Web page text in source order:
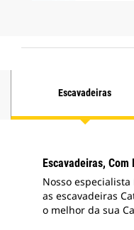
Escavadeiras
Escavadeiras,
Nosso
as escavadeiras
o melhor da sua